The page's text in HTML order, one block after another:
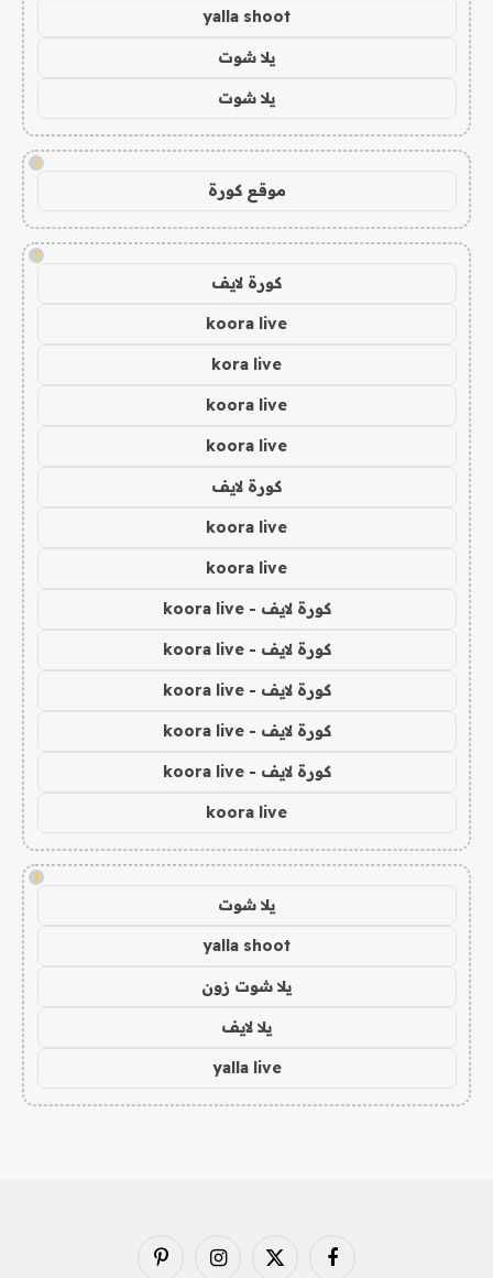
yalla shoot
يلا شوت
يلا شوت
!
موقع كورة
!
كورة لايف
koora live
kora live
koora live
koora live
كورة لايف
koora live
koora live
كورة لايف - koora live
كورة لايف - koora live
كورة لايف - koora live
كورة لايف - koora live
كورة لايف - koora live
koora live
!
يلا شوت
yalla shoot
يلا شوت زون
يلا لايف
yalla live
فيسبوك X الانستغرامبينتيريست